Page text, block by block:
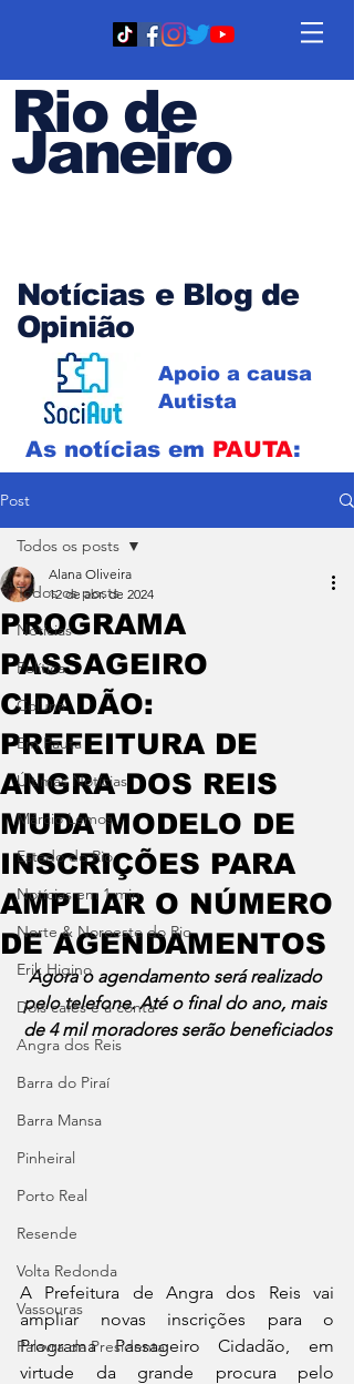
Rio de
Janeiro
Notícias e Blog de
Opinião
Apoio a causa
Autista
As notícias em PAUTA:
Post
Todos os posts
Notícias
Política
Coluna
Em Pauta
Últimas Notícias
Márcio Lemos
Estado do Rio
Notícias em 1 min
Norte & Noroeste do Rio
Erik Higino
Dois cafés e a conta
Angra dos Reis
Barra do Piraí
Barra Mansa
Pinheiral
Porto Real
Resende
Volta Redonda
Vassouras
Palavra da Presidenta
Todos os posts
PROGRAMA
PASSAGEIRO
CIDADÃO:
PREFEITURA DE
ANGRA DOS REIS
MUDA MODELO DE
INSCRIÇÕES PARA
AMPLIAR O NÚMERO
DE AGENDAMENTOS
Alana Oliveira
12 de abr. de 2024
Agora o agendamento será realizado
pelo telefone. Até o final do ano, mais
de 4 mil moradores serão beneficiados
A Prefeitura de Angra dos Reis vai
ampliar novas inscrições para o
Programa Passageiro Cidadão, em
virtude da grande procura pelo